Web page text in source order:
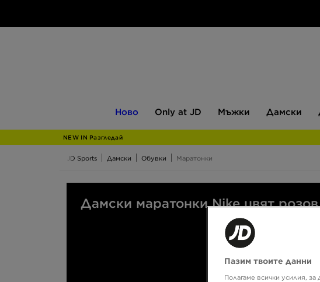
Ново
JD
Only at JD Мъжки Дамски
NEW IN Разгледай
JD Sports Дамски Обувки Маратонки
Дамски маратонки Nike цвят розов
Пазим твоите данни
Полагаме всички усилия,